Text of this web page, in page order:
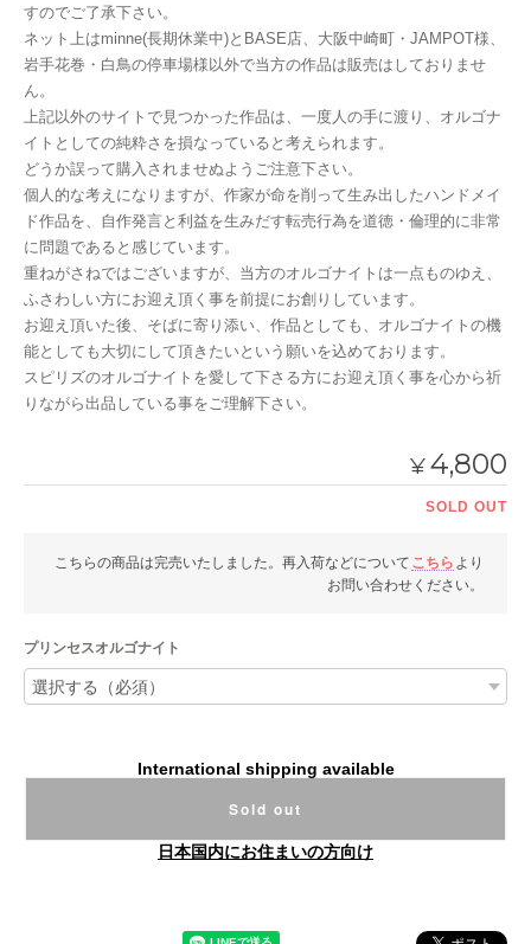
すのでご了承下さい。
ネット上はminne(長期休業中)とBASE店、大阪中崎町・JAMPOT様、
岩手花巻・白鳥の停車場様以外で当方の作品は販売はしておりませ
ん。
上記以外のサイトで見つかった作品は、一度人の手に渡り、オルゴナ
イトとしての純粋さを損なっていると考えられます。
どうか誤って購入されませぬようご注意下さい。
個人的な考えになりますが、作家が命を削って生み出したハンドメイ
ド作品を、自作発言と利益を生みだす転売行為を道徳・倫理的に非常
に問題であると感じています。
重ねがさねではございますが、当方のオルゴナイトは一点ものゆえ、
ふさわしい方にお迎え頂く事を前提にお創りしています。
お迎え頂いた後、そばに寄り添い、作品としても、オルゴナイトの機
能としても大切にして頂きたいという願いを込めております。
スピリズのオルゴナイトを愛して下さる方にお迎え頂く事を心から祈
りながら出品している事をご理解下さい。
¥4,800
SOLD OUT
こちらの商品は完売いたしました。再入荷などについて こちら より
お問い合わせください。
プリンセスオルゴナイト
International shipping available
Sold out
日本国内にお住まいの方向け